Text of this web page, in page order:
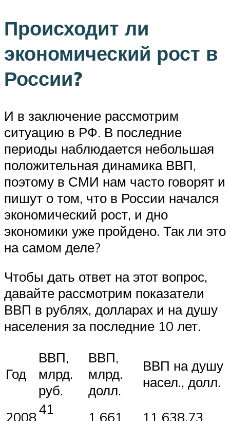
Происходит ли
экономический рост в
России?
И в заключение рассмотрим
ситуацию в РФ. В последние
периоды наблюдается небольшая
положительная динамика ВВП,
поэтому в СМИ нам часто говорят и
пишут о том, что в России начался
экономический рост, и дно
экономики уже пройдено. Так ли это
на самом деле?
Чтобы дать ответ на этот вопрос,
давайте рассмотрим показатели
ВВП в рублях, долларах и на душу
населения за последние 10 лет.
Год
ВВП,
млрд.
руб.
ВВП,
млрд.
долл.
ВВП на душу
насел., долл.
200841
1 661 11 638,73